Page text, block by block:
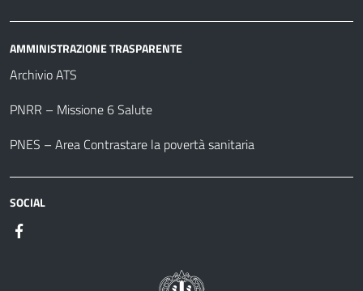
AMMINISTRAZIONE TRASPARENTE
Archivio ATS
PNRR – Missione 6 Salute
PNES – Area Contrastare la povertà sanitaria
SOCIAL